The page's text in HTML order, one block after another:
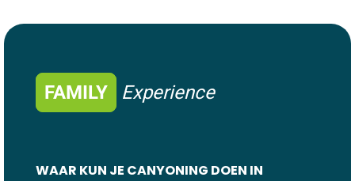
FAMILY Experience
WAAR KUN JE CANYONING DOEN IN